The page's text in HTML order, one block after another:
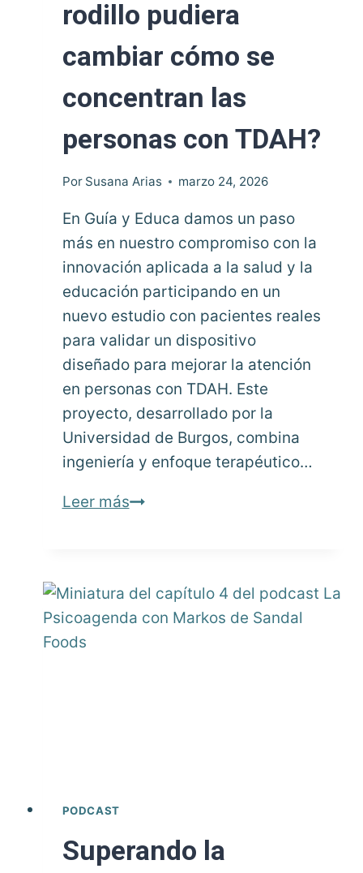
rodillo pudiera
cambiar cómo se
concentran las
personas con TDAH?
Por Susana Arias marzo 24, 2026
En Guía y Educa damos un paso
más en nuestro compromiso con la
innovación aplicada a la salud y la
educación participando en un
nuevo estudio con pacientes reales
para validar un dispositivo
diseñado para mejorar la atención
en personas con TDAH. Este
proyecto, desarrollado por la
Universidad de Burgos, combina
ingeniería y enfoque terapéutico…
Leer más¿Y
rodillo
pudiera
PODCAST
Superando la